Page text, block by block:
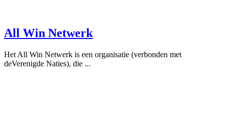
All Win Netwerk
Het All Win Netwerk is een organisatie (verbonden met
deVerenigde Naties), die ...